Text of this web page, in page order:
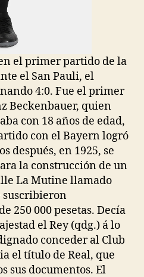
el primer partido de la
el San Pauli, el
4:0. Fue el primer
Beckenbauer, quien
con 18 años de edad,
con el Bayern logró
después, en 1925, se
la construcción de un
La Mutine llamado
suscribieron
250 000 pesetas. Decía
el Rey (qdg.) á lo
conceder al Club
el título de Real, que
sus documentos. El